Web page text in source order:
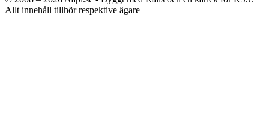
Allt innehåll tillhör respektive ägare